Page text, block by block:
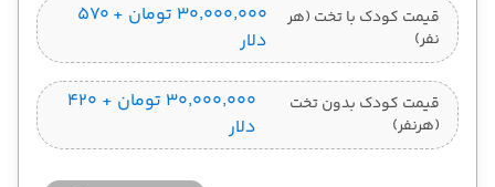
قیمت کودک با تخت (هر
نفر)
۳۰٬۰۰۰٬۰۰۰ تومان + ۵۷۰
دلار
قیمت کودک بدون تخت
(هرنفر)
۳۰٬۰۰۰٬۰۰۰ تومان + ۴۲۰
دلار